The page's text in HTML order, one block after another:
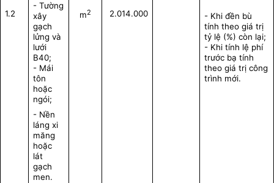
- Khi đền bù
tính theo giá trị
tỷ lệ (%) còn lại;
- Khi tính lệ phí
trước bạ tính
theo giá trị công
trình mới.
1.2
- Tường
xây
gạch
lửng và
lưới
B40;
- Mái
tôn
hoặc
ngói;
- Nền
láng xi
măng
hoặc
lát
gạch
men.
m2 2.014.000